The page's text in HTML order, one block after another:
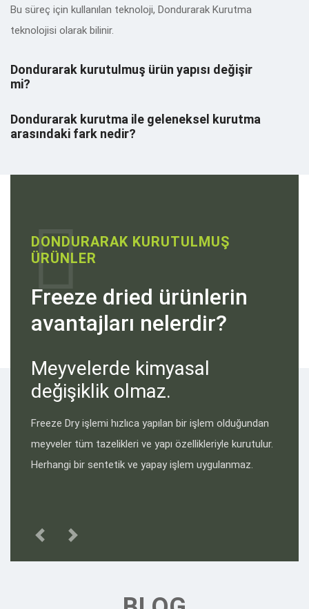
Bu süreç için kullanılan teknoloji, Dondurarak Kurutma
teknolojisi olarak bilinir.
Dondurarak kurutulmuş ürün yapısı değişir
mi?
Dondurarak kurutma ile geleneksel kurutma
arasındaki fark nedir?
DONDURARAK KURUTULMUŞ
ÜRÜNLER
Freeze dried ürünlerin
avantajları nelerdir?
Meyvelerde kimyasal
değişiklik olmaz.
Freeze Dry işlemi hızlıca yapılan bir işlem olduğundan
meyveler tüm tazelikleri ve yapı özellikleriyle kurutulur.
Herhangi bir sentetik ve yapay işlem uygulanmaz.
PreviousNext